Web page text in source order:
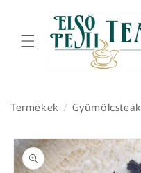
tartalomhoz
Termékek / Gyümölcsteák
Kihagyás, és
ugrás a
termékadatokra